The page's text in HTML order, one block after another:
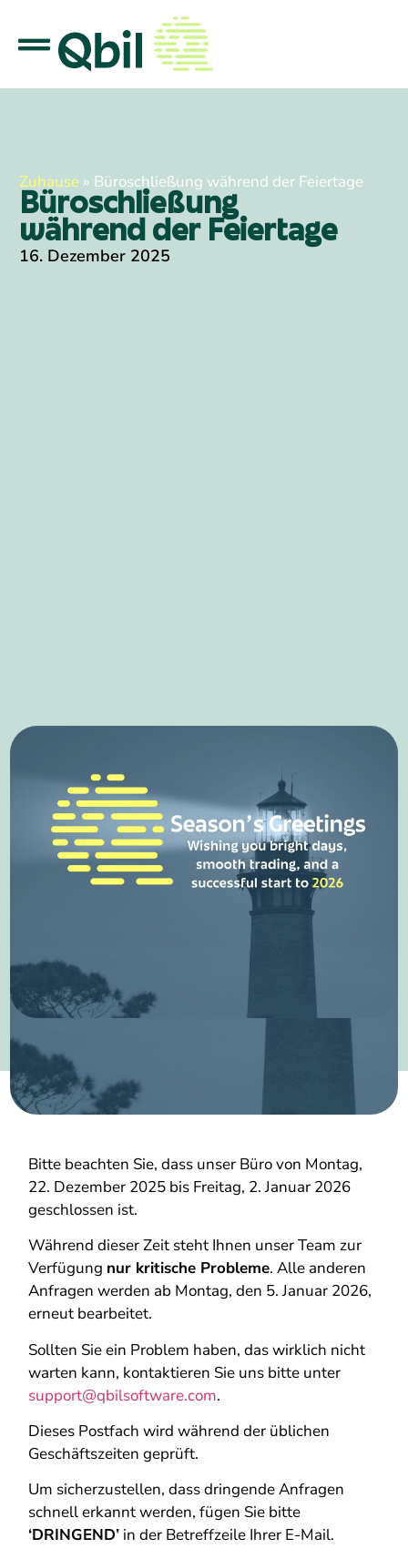
Zuhause » Büroschließung während der Feiertage
Büroschließung
während der Feiertage
16. Dezember 2025
Bitte beachten Sie, dass unser Büro von Montag,
22. Dezember 2025 bis Freitag, 2. Januar 2026
geschlossen ist.
Während dieser Zeit steht Ihnen unser Team zur
Verfügung nur kritische Probleme. Alle anderen
Anfragen werden ab Montag, den 5. Januar 2026,
erneut bearbeitet.
Sollten Sie ein Problem haben, das wirklich nicht
warten kann, kontaktieren Sie uns bitte unter
support@qbilsoftware.com.
Dieses Postfach wird während der üblichen
Geschäftszeiten geprüft.
Um sicherzustellen, dass dringende Anfragen
schnell erkannt werden, fügen Sie bitte
‘DRINGEND’ in der Betreffzeile Ihrer E-Mail.